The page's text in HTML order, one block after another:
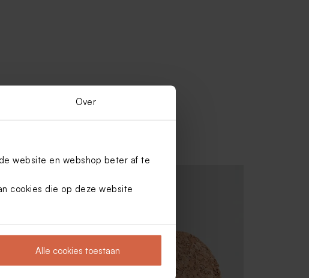
Over
website en webshop beter af te
cookies die op deze website
Alle cookies toestaan